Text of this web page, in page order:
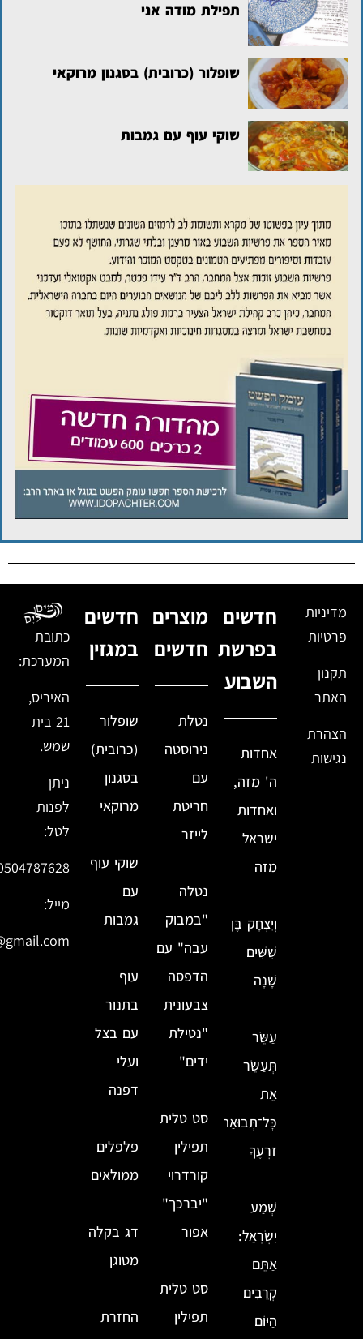
תפילת מודה אני
שופלור (כרובית) בסגנון מרוקאי
שוקי עוף עם גמבות
מדיניות
פרטיות
תקנון
האתר
הצהרת
נגישות
חדשים
בפרשת
השבוע
אחדות
ה' מזה,
ואחדות
ישראל
מזה
וְיִצְחָק בֶּן
שִׁשִּׁים
שָׁנָה
עַשֵּׂר
תְּעַשֵּׂר
אֵת
כׇּל־תְּבוּאַת
זַרְעֶךָ
שְׁמַע
יִשְׂרָאֵל:
אַתֶּם
קְרֵבִים
הַיּוֹם
מוצרים
חדשים
נטלת
נירוסטה
עם
חריטת
לייזר
נטלה
"במבוק
עבה" עם
הדפסה
צבעונית
"נטילת
ידים"
סט טלית
תפילין
קורדרוי
"יברכך"
אפור
סט טלית
תפילין
חדשים
במגזין
שופלור
(כרובית)
בסגנון
מרוקאי
שוקי עוף
עם
גמבות
עוף
בתנור
עם בצל
ועלי
דפנה
פלפלים
ממולאים
דג בקלה
מטוגן
החזרת
כתובת
המערכת:
האיריס,
21 בית
שמש.
ניתן
לפנות
לטל:
מייל: